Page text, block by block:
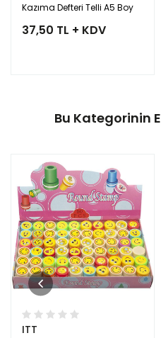
Kazıma Defteri Telli A5 Boy
37,50 TL + KDV
Bu Kategorinin
ITT